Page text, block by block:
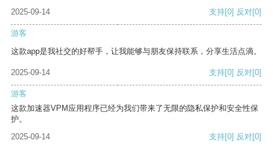
2025-09-14 支持[0] 反对[0]
游客
这款app是我社交的好帮手，让我能够与朋友保持联系，分享生活点滴。
2025-09-14 支持[0] 反对[0]
游客
这款加速器VPM应用程序已经为我们带来了无限的隐私保护和安全性保
护。
2025-09-14
支持[0] 反对[0]